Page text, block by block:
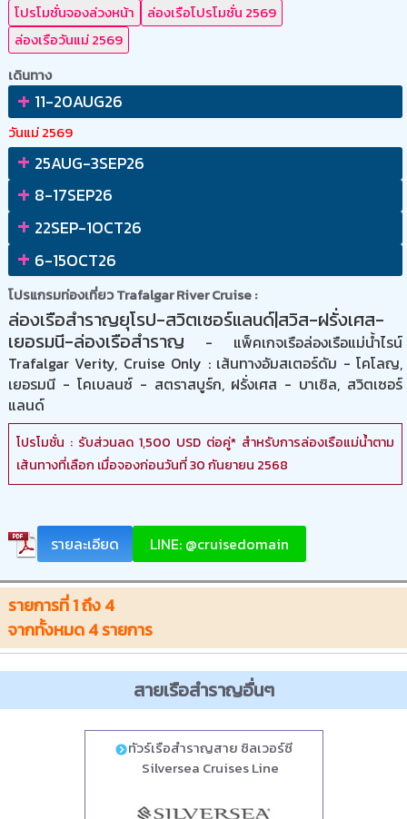
โปรโมชั่นจองล่วงหน้า
ล่องเรือโปรโมชั่น 2569
ล่องเรือวันแม่ 2569
เดินทาง
+ 11-20AUG26
วันแม่ 2569
+ 25AUG-3SEP26
+ 8-17SEP26
+ 22SEP-1OCT26
+ 6-15OCT26
โปรแกรมท่องเที่ยว Trafalgar River Cruise :
ล่องเรือสำราญยุโรป-สวิตเซอร์แลนด์|สวิส-ฝรั่งเศส-
เยอรมนี-ล่องเรือสำราญ - แพ็คเกจเรือล่องเรือแม่น้ำไรน์
Trafalgar Verity, Cruise Only : เส้นทางอัมสเตอร์ดัม - โคโลญ,
เยอรมนี - โคเบลนซ์ - สตราสบูร์ก, ฝรั่งเศส - บาเซิล, สวิตเซอร์
แลนด์
โปรโมชั่น : รับส่วนลด 1,500 USD ต่อคู่* สำหรับการล่องเรือแม่น้ำตาม
เส้นทางที่เลือก เมื่อจองก่อนวันที่ 30 กันยายน 2568
รายละเอียด LINE: @cruisedomain
รายการที่1ถึง4
จากทั้งหมด4รายการ
สายเรือสำราญอื่นๆ
ทัวร์เรือสำราญสาย ซิลเวอร์ซี
Silversea Cruises Line